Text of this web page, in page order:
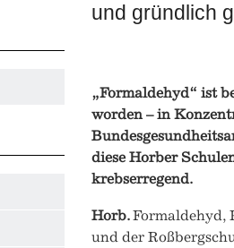
und gründlich
„Formaldehyd“ ist
worden –in
diese Horber
krebserregend.
Horb.Formaldehyd,
und der